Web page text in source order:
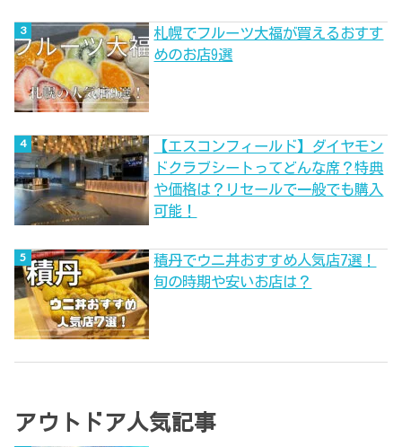
札幌でフルーツ大福が買えるおすす
めのお店9選
【エスコンフィールド】ダイヤモン
ドクラブシートってどんな席？特典
や価格は？リセールで一般でも購入
可能！
積丹でウニ丼おすすめ人気店7選！
旬の時期や安いお店は？
アウトドア人気記事